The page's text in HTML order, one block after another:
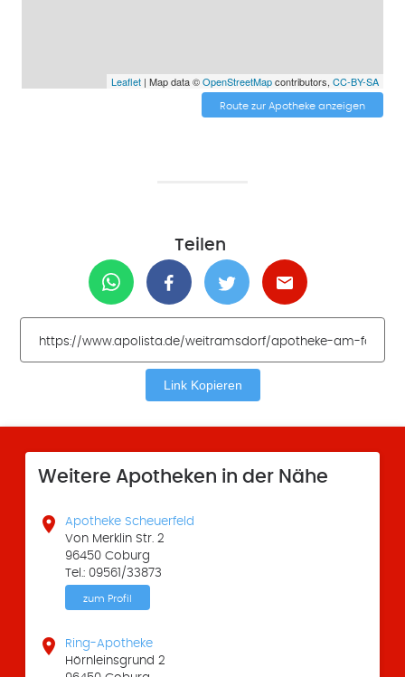
Leaflet| Map data ©OpenStreetMapcontributors, CC-BY-SA
Route zur Apotheke anzeigen
Teilen
Link Kopieren
Weitere Apotheken in der Nähe

Apotheke Scheuerfeld
Von Merklin Str. 2
96450 Coburg
Tel.: 09561/33873
zum Profil

Ring-Apotheke
Hörnleinsgrund 2